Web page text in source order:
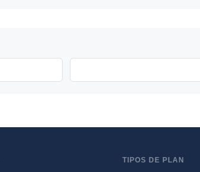
TIPOS DE PLAN